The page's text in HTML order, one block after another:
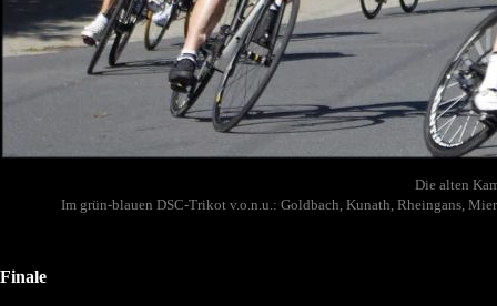
Die alten
Im grün-blauen DSC-Trikot v.o.n.u.: Goldbach, Kunath, Rheingans,
Finale